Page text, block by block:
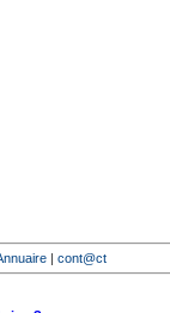
| cont@ct